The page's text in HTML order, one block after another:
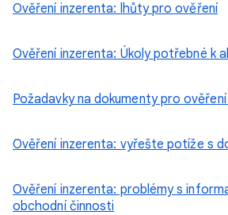
Ověření inzerenta: lhůty pro ověření
Ověření inzerenta: Úkoly potřebné k
Požadavky na dokumenty pro
Ověření inzerenta: vyřešte potíže s
Ověření inzerenta: problémy s
obchodní činnosti